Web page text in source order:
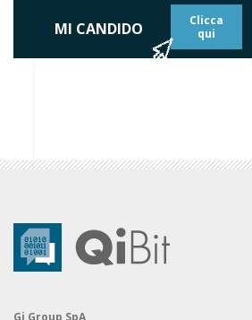
MI CANDIDO
Clicca
qui
Gi Group SpA